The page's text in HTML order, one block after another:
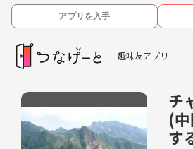
アプリを入手
趣味友アプリ
チ
(
す